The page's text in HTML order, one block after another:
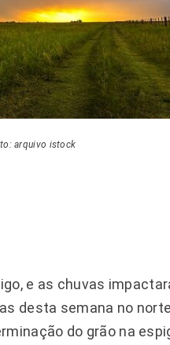
arquivo istock
e as chuvas
desta semana no
do grão na